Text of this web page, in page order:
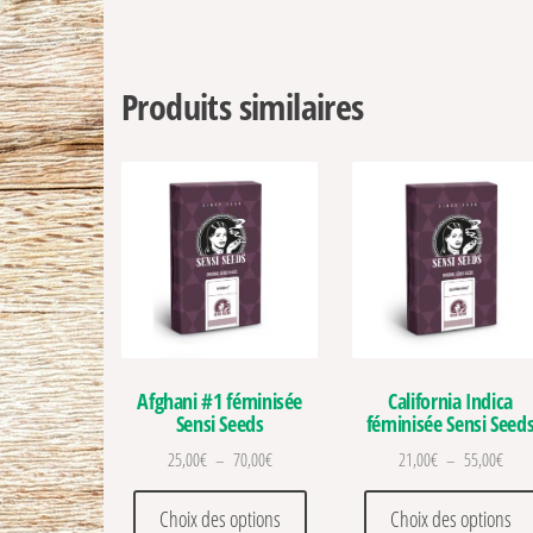
Produits similaires
Afghani #1 féminisée
Sensi Seeds
25,00€ – 70,00€Plage de prix : 25,00€ à 70,00€
Choix des options
Ce produit a plusieurs
California Indica
féminisée Sensi
21,00€ – 55,00€
Choix des options